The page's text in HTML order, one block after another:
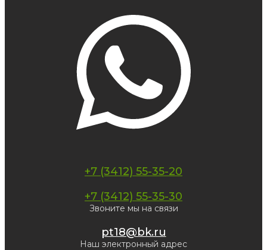
+7 (3412) 55-35-20
+7 (3412) 55-35-30
Звоните мы на связи
pt18@bk.ru
Наш электронный адрес